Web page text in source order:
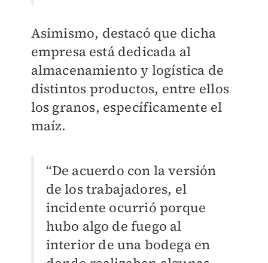
Asimismo, destacó que dicha
empresa está dedicada al
almacenamiento y logística de
distintos productos, entre ellos
los granos, específicamente el
maíz.
“De acuerdo con la versión
de los trabajadores, el
incidente ocurrió porque
hubo algo de fuego al
interior de una bodega en